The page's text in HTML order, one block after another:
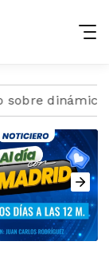
dinámicas